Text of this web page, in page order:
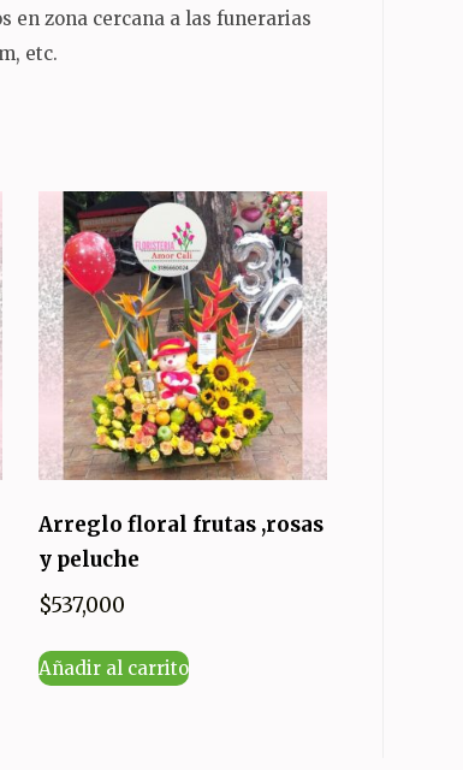
en zona cercana a las funerarias
etc.
Arreglo floral frutas ,rosas
y peluche
$537,000
Añadir al carrito